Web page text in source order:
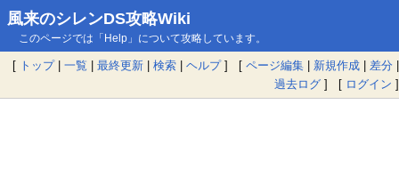
風来のシレンDS攻略Wiki
このページでは「Help」について攻略しています。
[ トップ| 一覧 | 最終更新 | 検索 | ヘルプ] [ ページ編集 | 新規作成 | 差分 |
過去ログ ] [ ログイン ]